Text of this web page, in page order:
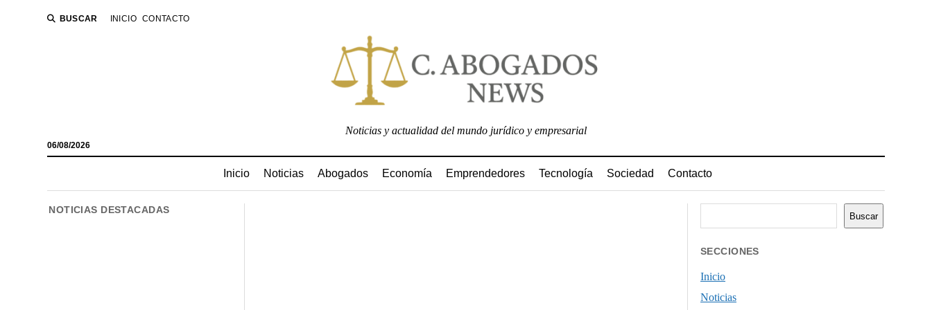
BUSCAR INICIO CONTACTO
06/08/2026
Noticias y actualidad del mundo jurídico y empresarial
Inicio Noticias Abogados Economía Emprendedores Tecnología Sociedad Contacto
NOTICIAS DESTACADAS
Buscar
SECCIONES
Inicio
Noticias